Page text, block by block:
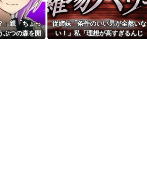
在しなきゃいけないのが苦痛。私「貴方は私の
うしていいはず」夫「それは男だから許される
みたよ
」親「ちょっ
つの森を開
従姉妹「条件のいい男が全然いな
い！」私「理想が高すぎるんじ